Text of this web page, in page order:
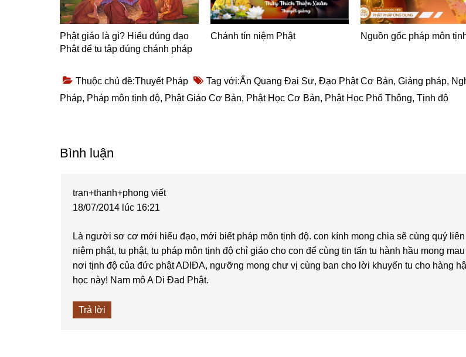
Phật giáo là gì? Hiểu đúng đạo
Phật để tu tập đúng chánh pháp
Chánh tín niệm Phật Nguồn gốc pháp môn
Thuộc chủ đề:Thuyết Pháp Tag với:Ấn Quang Đại Sư, Đạo Phật Cơ Bản, Giảng pháp,
Pháp, Pháp môn tịnh độ, Phật Giáo Cơ Bản, Phật Học Cơ Bản, Phật Học Phổ Thông, Tịnh độ
Reader
Bình luận
tran+thanh+phong viết
18/07/2014 lúc 16:21
Là người sơ cơ mới hiểu đạo, mới biết pháp môn tịnh độ. con kính mong chia sẽ cùng quý
niệm phật, tu phật, tu pháp môn tịnh độ chỉ giáo cho con để cùng tin tấn tu hành hầu mong
nơi tịnh độ của đức phật ADIĐA, ngưỡng mong chư vị cùng ban cho lời khuyến tu cho hàng
học này! Nam mô A Di Đad Phật.
Trả lời